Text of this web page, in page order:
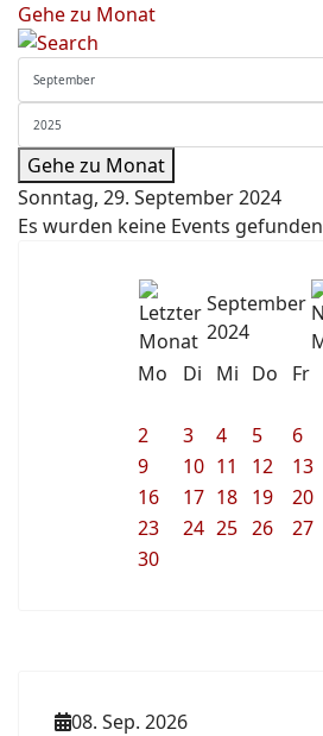
Gehe zu Monat
Gehe zu Monat
Sonntag, 29. September 2024
Es wurden keine Events gefunden
September
2024
Mo
Di Mi Do Fr
2
3 4 5 6
9
10 11 12 13
16
17 18 19 20
23
24 25 26 27
30
08. Sep. 2026